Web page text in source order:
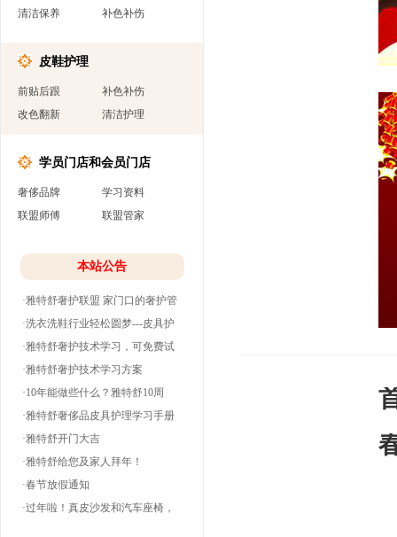
清洁保养
补色补伤
皮鞋护理
前贴后跟
补色补伤
改色翻新
清洁护理
学员门店和会员门店
奢侈品牌
学习资料
联盟师傅
联盟管家
本站公告
·雅特舒奢护联盟 家门口的奢护管
家
·洗衣洗鞋行业轻松圆梦---皮具护
理
·雅特舒奢护技术学习，可免费试
学并分期付款
·雅特舒奢护技术学习方案
·10年能做些什么？雅特舒10周
年。
·雅特舒奢侈品皮具护理学习手册
·雅特舒开门大吉
·雅特舒给您及家人拜年！
·春节放假通知
·过年啦！真皮沙发和汽车座椅，